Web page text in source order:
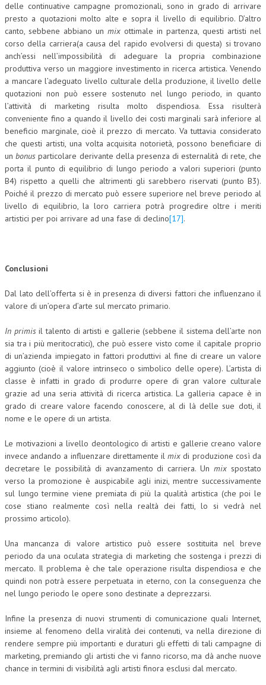
delle continuative campagne promozionali, sono in grado di arrivare
presto a quotazioni molto alte e sopra il livello di equilibrio. D’altro
canto, sebbene abbiano un mix ottimale in partenza, questi artisti nel
corso della carriera(a causa del rapido evolversi di questa) si trovano
anch’essi nell’impossibilità di adeguare la propria combinazione
produttiva verso un maggiore investimento in ricerca artistica. Venendo
a mancare l’adeguato livello culturale della produzione, il livello delle
quotazioni non può essere sostenuto nel lungo periodo, in quanto
l’attività di marketing risulta molto dispendiosa. Essa risulterà
conveniente fino a quando il livello dei costi marginali sarà inferiore al
beneficio marginale, cioè il prezzo di mercato. Va tuttavia considerato
che questi artisti, una volta acquisita notorietà, possono beneficiare di
unbonus particolare derivante della presenza di esternalità di rete, che
porta il punto di equilibrio di lungo periodo a valori superiori (punto
B4) rispetto a quelli che altrimenti gli sarebbero riservati (punto B3).
Poiché il prezzo di mercato può essere superiore nel breve periodo al
livello di equilibrio, la loro carriera potrà progredire oltre i meriti
artistici per poi arrivare ad una fase di declino[17].
Conclusioni
Dal lato dell’offerta si è in presenza di diversi fattori che influenzano il
valore di un’opera d’arte sul mercato primario.
In primisil talento di artisti e gallerie (sebbene il sistema dell’arte non
sia tra i più meritocratici), che può essere visto come il capitale proprio
di un’azienda impiegato in fattori produttivi al fine di creare un valore
aggiunto (cioè il valore intrinseco o simbolico delle opere). L’artista di
classe è infatti in grado di produrre opere di gran valore culturale
grazie ad una seria attività di ricerca artistica. La galleria capace è in
grado di creare valore facendo conoscere, al di là delle sue doti, il
nome e le opere di un artista.
Le motivazioni a livello deontologico di artisti e gallerie creano valore
invece andando a influenzare direttamente ilmix di produzione così da
decretare le possibilità di avanzamento di carriera. Unmix spostato
verso la promozione è auspicabile agli inizi, mentre successivamente
sul lungo termine viene premiata di più la qualità artistica (che poi le
cose stiano realmente così nella realtà dei fatti, lo si vedrà nel
prossimo articolo).
Una mancanza di valore artistico può essere sostituita nel breve
periodo da una oculata strategia di marketing che sostenga i prezzi di
mercato. Il problema è che tale operazione risulta dispendiosa e che
quindi non potrà essere perpetuata in eterno, con la conseguenza che
nel lungo periodo le opere sono destinate a deprezzarsi.
Infine la presenza di nuovi strumenti di comunicazione quali Internet,
insieme al fenomeno della viralità dei contenuti, va nella direzione di
rendere sempre più importanti e duraturi gli effetti di tali campagne di
marketing, premiando gli artisti che vi fanno ricorso, ma dà anche nuove
chance in termini di visibilità agli artisti finora esclusi dal mercato.